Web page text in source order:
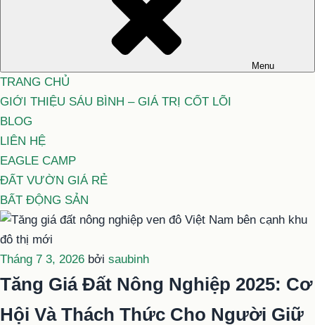
Menu
TRANG CHỦ
GIỚI THIỆU SÁU BÌNH – GIÁ TRỊ CỐT LÕI
BLOG
LIÊN HỆ
EAGLE CAMP
ĐẤT VƯỜN GIÁ RẺ
BẤT ĐỘNG SẢN
Đăng
trong
Tháng 7 3, 2026 bởi saubinh
Tăng Giá Đất Nông Nghiệp 2025: Cơ
Hội Và Thách Thức Cho Người Giữ